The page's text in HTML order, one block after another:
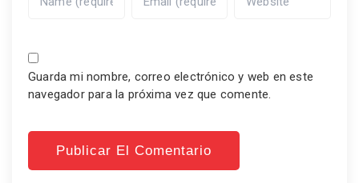
Guarda mi nombre, correo electrónico y web en este
navegador para la próxima vez que comente.